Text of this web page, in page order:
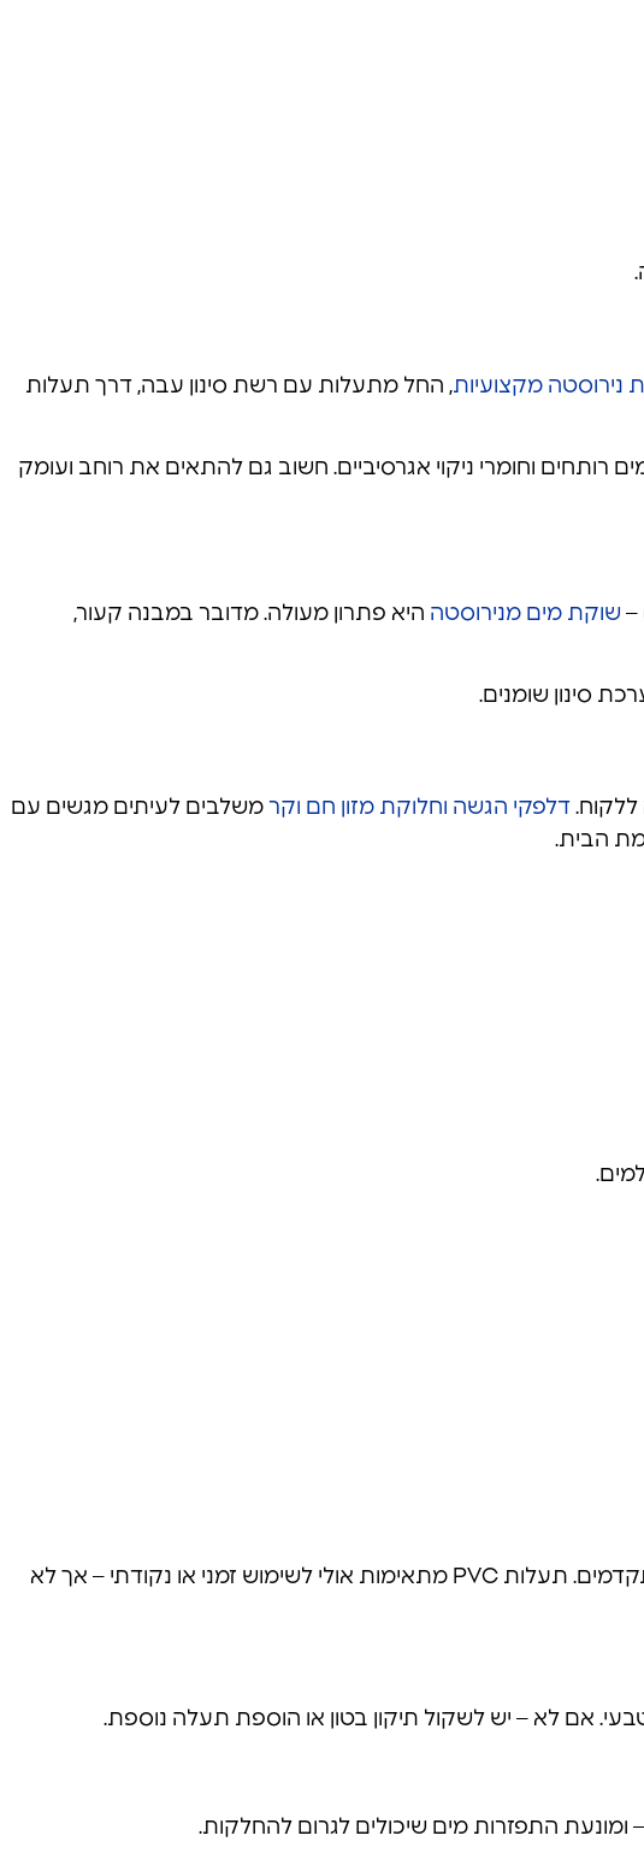
נירוסטה מקצועיות, החל מתעלות עם רשת סינון עבה, דרך תעלות
בשל עמידותן הגבוהה בפני חומצות, מים רותחים וחומרי ניקוי אגרסיביים. חשוב גם להתאים את רוחב ועומק
– שוקת מים מנירוסטה היא פתרון מעולה. מדובר במבנה קעור,
סינון שומנים.
דלפקי הגשה וחלוקת מזון חם וקר משלבים לעיתים מגשים עם
הבית.
בהחלט. תעלות נירוסטה קלות יותר לניקוי, עמידות לאורך שנים, אסתטיות יותר ומגיעות עם פתרונות סינון מתקדמים. תעלות PVC מתאימות אולי לשימוש זמני או נקודתי – אך לא
אם לא – יש לשקול תיקון בטון או הוספת תעלה נוספת.
התפזרות מים שיכולים לגרום להחלקות.